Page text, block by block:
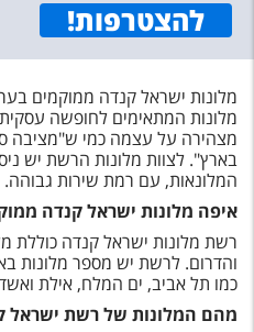
להצטרפות!
מלונות ישראל קנדה ממוקמים
מלונות המתאימים לחופשה
מצהירה על עצמה כמי ש"מציבה
בארץ". לצוות מלונות הרשת יש
המלונאות, עם רמת שירות גבוהה.
איפה מלונות ישראל קנדה
רשת מלונות ישראל קנדה כוללת
והדרום. לרשת יש מספר מלונות
כמו תל אביב, ים המלח, אילת
מהם המלונות של רשת ישראל